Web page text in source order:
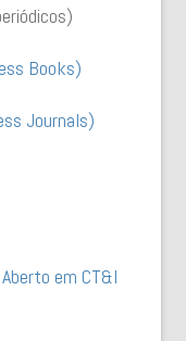
Books)
Journals)
em CT&I